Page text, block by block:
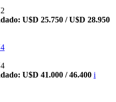
U$D 25.750 / U$D 28.950
U$D 41.000 / 46.400 i